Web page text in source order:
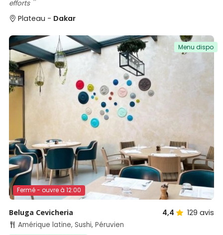
efforts
Plateau - Dakar
Fermé - ouvre à 12:00
Menu dispo
Beluga Cevicheria 4,4 129 avis
Amérique latine, Sushi, Péruvien